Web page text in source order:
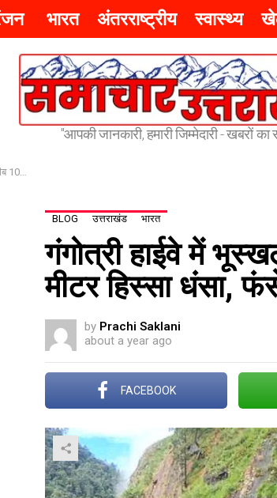
भारत अंतरराष्ट्रीय स्वास्थ्य
"आपकी जानकारी, हमारी जिम्मेदारी - खबरों का
गया –
BLOG उत्तराखंड भारत
गंगोत्री हाईवे में
मीटर हिस्सा धंसा,
by Prachi Saklani
about a year ago
FACEBOOK